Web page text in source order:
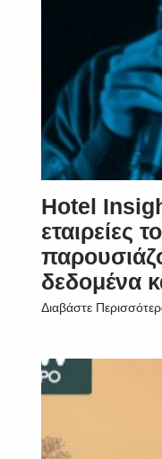
Hotel
εταιρείες
δεδομένα
Διαβάστε